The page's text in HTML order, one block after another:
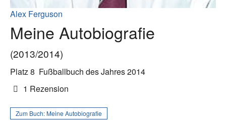
Alex Ferguson
Meine Autobiografie
(2013/2014)
Platz 8 Fußballbuch des Jahres 2014
1 Rezension
Zum Buch:Meine Autobiografie